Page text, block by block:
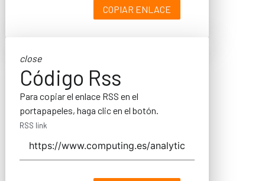
COPIAR ENLACE
close
Código Rss
Para copiar el enlace RSS en el
portapapeles, haga clic en el botón.
RSS link